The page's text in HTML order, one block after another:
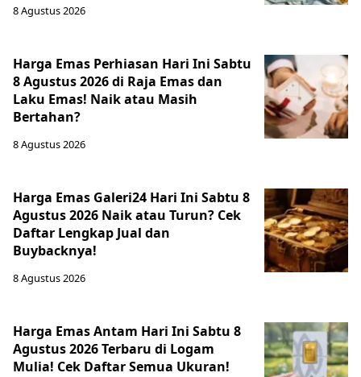
8 Agustus 2026
Harga Emas Perhiasan Hari Ini Sabtu
8 Agustus 2026 di Raja Emas dan
Laku Emas! Naik atau Masih
Bertahan?
8 Agustus 2026
Harga Emas Galeri24 Hari Ini Sabtu 8
Agustus 2026 Naik atau Turun? Cek
Daftar Lengkap Jual dan
Buybacknya!
8 Agustus 2026
Harga Emas Antam Hari Ini Sabtu 8
Agustus 2026 Terbaru di Logam
Mulia! Cek Daftar Semua Ukuran!